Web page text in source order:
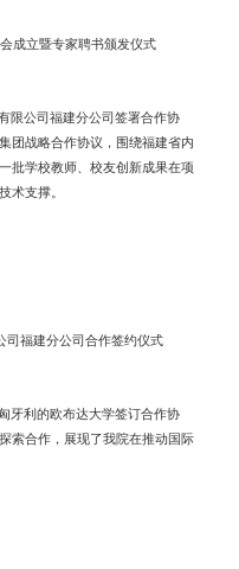
成立暨专家聘书颁发仪式
公司福建分公司签署合作协
团战略合作协议，围绕福建省内
批学校教师、校友创新成果在项
术支撑。
司福建分公司合作签约仪式
利的欧布达大学签订合作协
索合作，展现了我院在推动国际